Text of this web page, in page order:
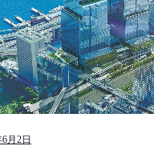
月2日